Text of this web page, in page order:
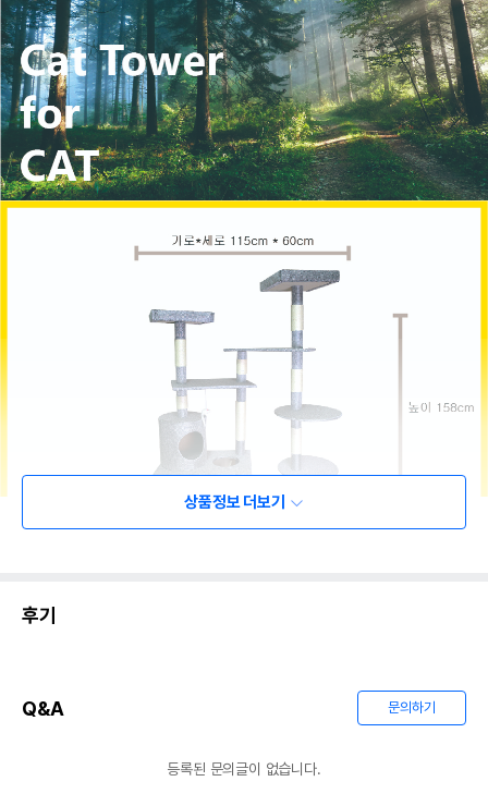
상품정보 더보기
후기
Q&A 문의하기
등록된 문의글이 없습니다.